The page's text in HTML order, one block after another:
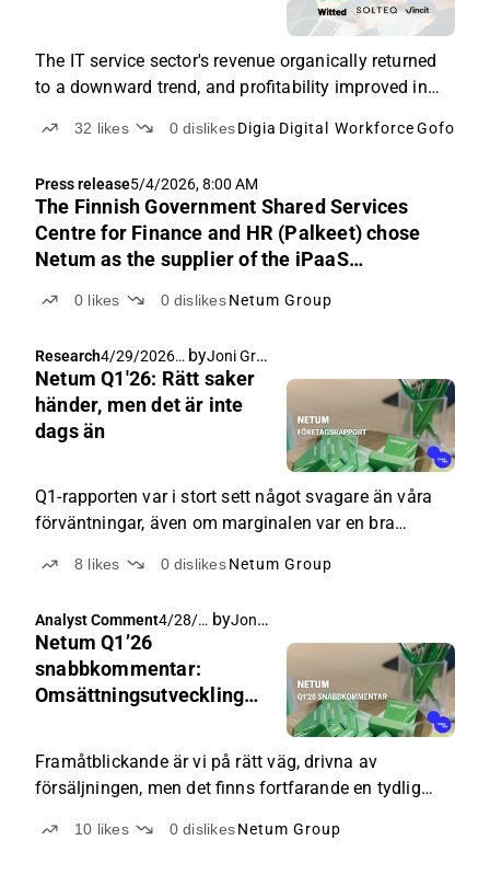
The IT service sector's revenue organically returned
to a downward trend, and profitability improved in
32 likes 0dislikesDigia Digital WorkforceGofore
Press release5/4/2026, 8:00 AM
The Finnish Government Shared Services
Centre for Finance and HR (Palkeet) chose
Netum as the supplier of the iPaaS
0 likes 0 dislikes Netum Group
Research4/29/2026,
5:37 AM
by Joni Grönqvist
Netum Q1'26: Rätt saker
händer, men det är inte
dags än
Q1-rapporten var i stort sett något svagare än våra
förväntningar, även om marginalen var en bra
försäljningen, den rätta, men det finns fortfarande en
och dess inverkan på omsättning och marginal.
8 likes 0 dislikes Netum Group
Analyst Comment4/28/2
6:10
AM
by Joni Grönqvist
Netum Q1’26
snabbkommentar:
Omsättningsutvecklingen
marginalen en
försvarsseger
Framåtblickande är vi på rätt väg, drivna av
försäljningen, men det finns fortfarande en tydlig
10 likes 0dislikesNetum Group